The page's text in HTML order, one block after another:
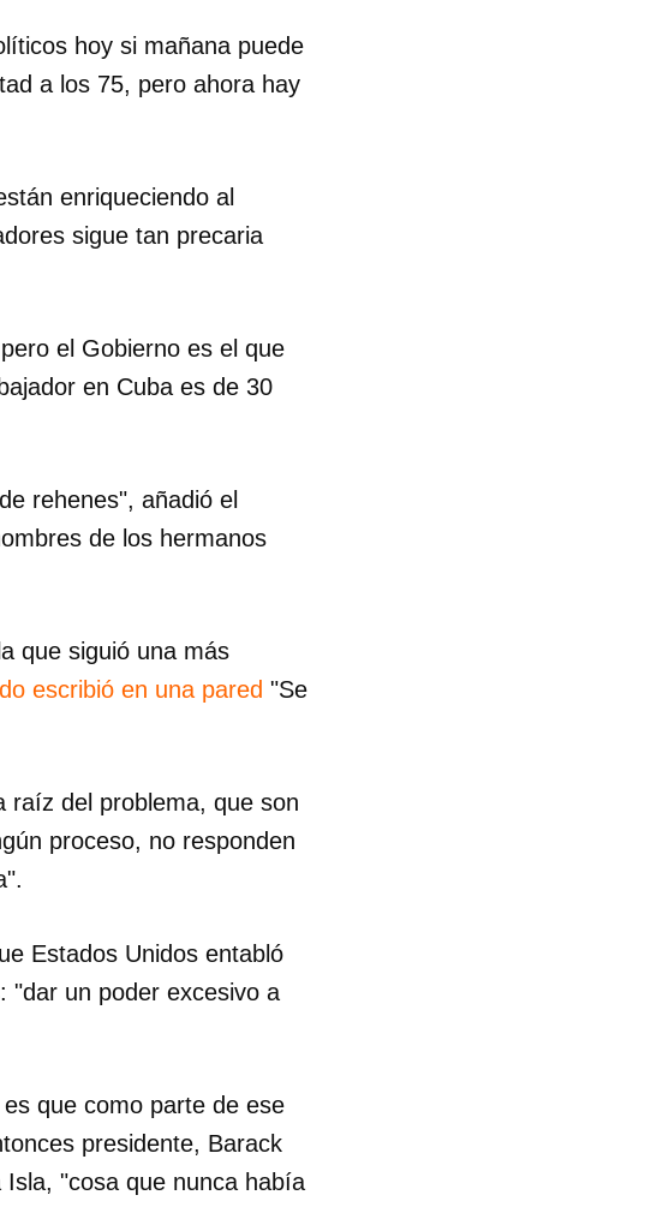
hoy si mañana puede
a los 75, pero ahora hay
enriqueciendo al
sigue tan precaria
el Gobierno es el que
en Cuba es de 30
rehenes", añadió el
de los hermanos
que siguió una más
escribió en una pared "Se
raíz del problema, que son
proceso, no responden
Estados Unidos entabló
"dar un poder excesivo a
que como parte de ese
presidente, Barack
"cosa que nunca había